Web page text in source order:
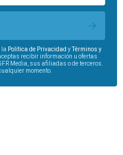
la Política de Privacidad yTérminos y
recibir información u ofertas
Media, sus afiliadas o de terceros.
momento.